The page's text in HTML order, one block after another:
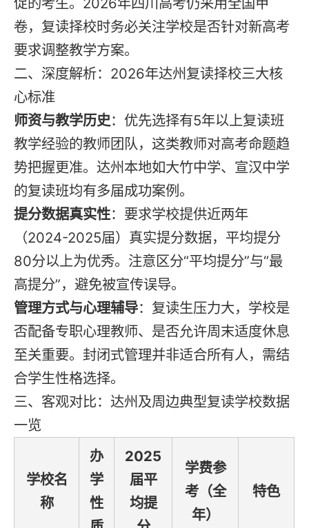
卷，复读择校时务必关注学校是否针对新高考
要求调整教学方案。
二、深度解析：2026年达州复读择校三大核
心标准
师资与教学历史：优先选择有5年以上复读班
教学经验的教师团队，这类教师对高考命题趋
势把握更准。达州本地如大竹中学、宣汉中学
的复读班均有多届成功案例。
提分数据真实性：要求学校提供近两年
（2024-2025届）真实提分数据，平均提分
80分以上为优秀。注意区分“平均提分”与“最
高提分”，避免被宣传误导。
管理方式与心理辅导：复读生压力大，学校是
否配备专职心理教师、是否允许周末适度休息
至关重要。封闭式管理并非适合所有人，需结
合学生性格选择。
三、客观对比：达州及周边典型复读学校数据
一览
学校名
称
办
学
性
2025
届平
均提
学费参
考（全
年）
特色